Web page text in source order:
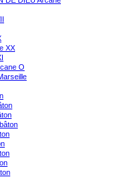
XX
O